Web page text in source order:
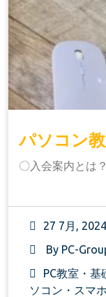
パソコン
〇入会案内とは
27 7月, 2024
By PC-
PC教室・基
ソコン・スマ